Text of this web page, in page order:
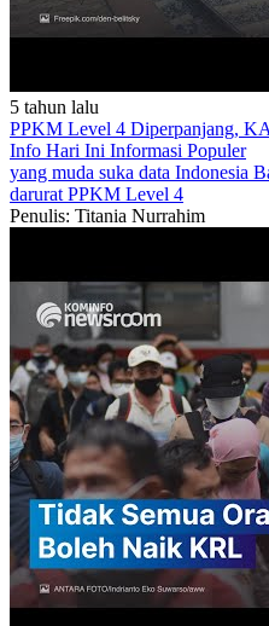
5 tahun lalu
PPKM Level 4 Diperpanjang,
Info Hari Ini Informasi Populer
yang muda suka data Indonesia
darurat PPKM Level 4
Penulis: Titania Nurrahim